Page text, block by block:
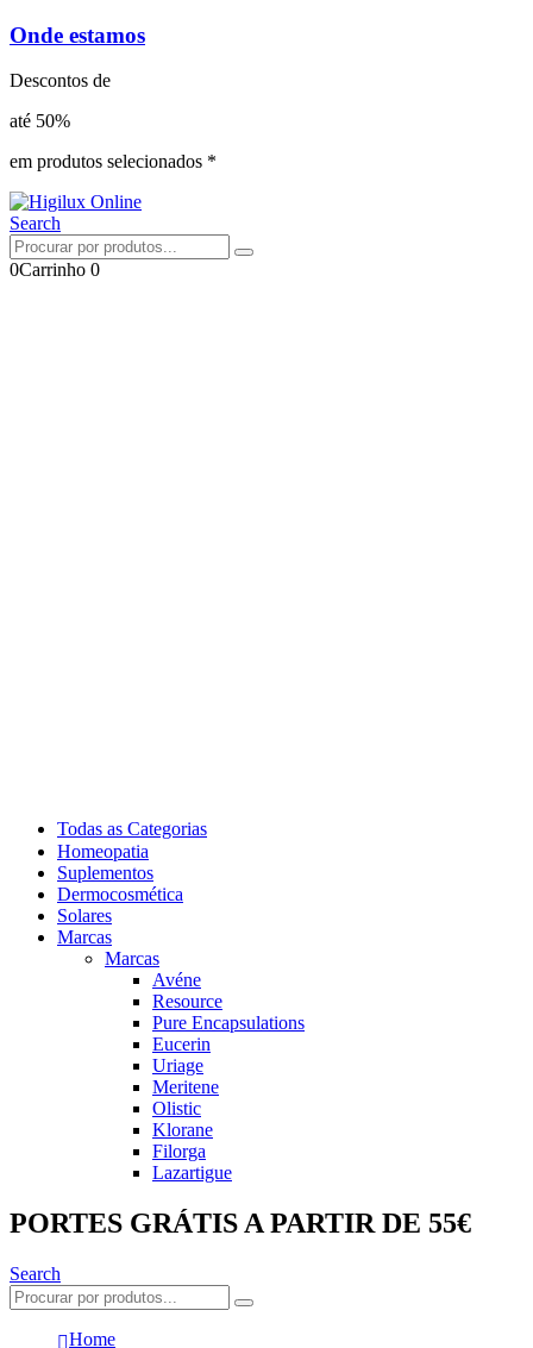
Onde estamos
Descontos de
até 50%
em produtos selecionados *
Search
0Carrinho 0
Todas as Categorias
Homeopatia
Suplementos
Dermocosmética
Solares
Marcas
Marcas
Avéne
Resource
Pure Encapsulations
Eucerin
Uriage
Meritene
Olistic
Klorane
Filorga
Lazartigue
PORTES GRÁTIS A PARTIR DE 55€
Search
Home